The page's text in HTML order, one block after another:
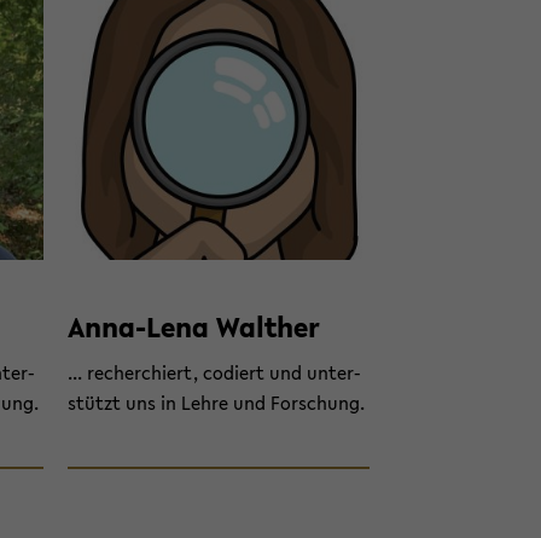
Anna-​Lena Walt­her
... re­cher­chiert, co­diert und un­ter­
stützt uns in Lehre und For­schung.